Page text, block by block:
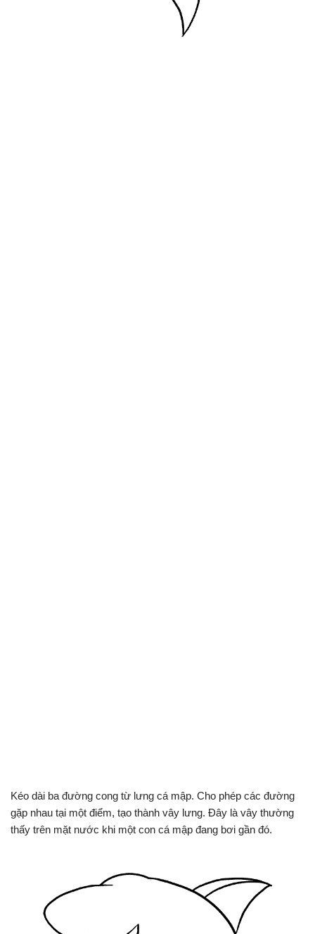
Kéo dài ba đường cong từ lưng cá mập. Cho phép các đường
gặp nhau tại một điểm, tạo thành vây lưng. Đây là vây thường
thấy trên mặt nước khi một con cá mập đang bơi gần đó.